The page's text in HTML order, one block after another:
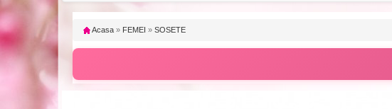
Acasa » FEMEI » SOSETE